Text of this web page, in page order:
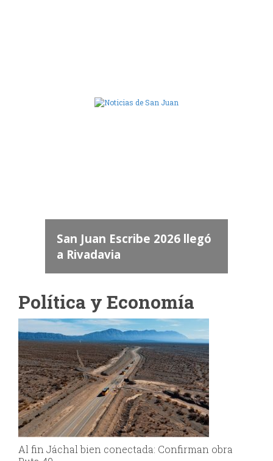
San Juan Escribe 2026 llegó
a Rivadavia
Política y Economía
Al fin Jáchal bien conectada: Confirman obra